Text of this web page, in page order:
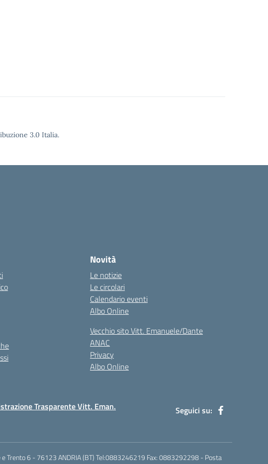
3.0 Italia.
Novità
Le notizie
Le circolari
Calendario eventi
Albo Online
Vecchio sito Vitt. Emanuele/Dante
ANAC
Privacy
Albo Online
Trasparente Vitt. Eman.
Seguici su:
Trento 6 - 76123 ANDRIA (BT) Tel:0883246219 Fax: 0883292298 - Posta